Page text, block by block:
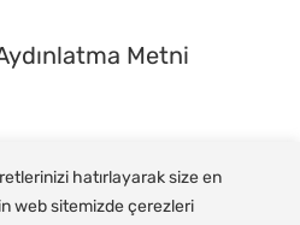
hatırlayarak size en
web sitemizde çerezleri
Metni